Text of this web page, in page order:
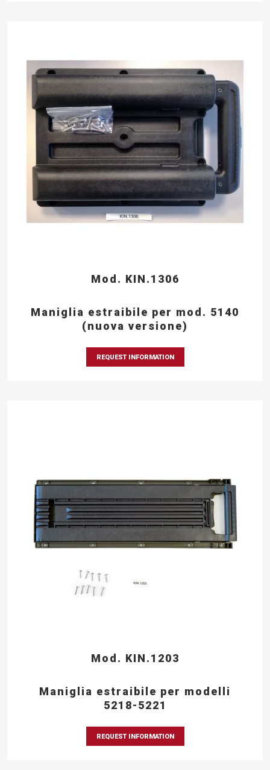
Mod. KIN.1306
Maniglia estraibile per mod. 5140
(nuova versione)
REQUEST INFORMATION
Mod. KIN.1203
Maniglia estraibile per modelli
5218-5221
REQUEST INFORMATION